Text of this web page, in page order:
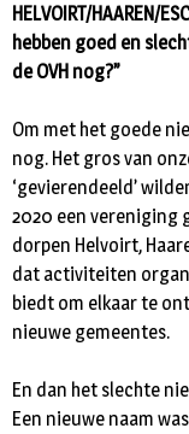
HELVOIRT/HAAREN/
hebben goed en
de OVH nog?”
Om met het goede
nog. Het gros van
‘gevierendeeld’
2020 een vereniging
dorpen Helvoirt,
dat activiteiten
biedt om elkaar te
nieuwe gemeentes.
En dan het slechte
Een nieuwe naam